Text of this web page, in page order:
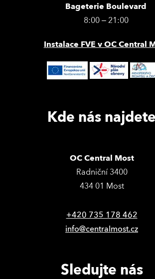
Bageterie Boulevard
8:00 – 21:00
Instalace FVE v OC Central
Kde nás najdete
OC Central Most
Radniční 3400
434 01 Most
+420 735 178 462
info@centralmost.cz
Sledujte nás